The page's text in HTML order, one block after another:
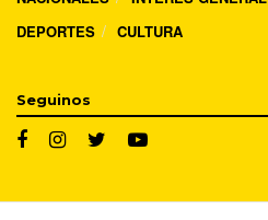
DEPORTES
CULTURA
Seguinos